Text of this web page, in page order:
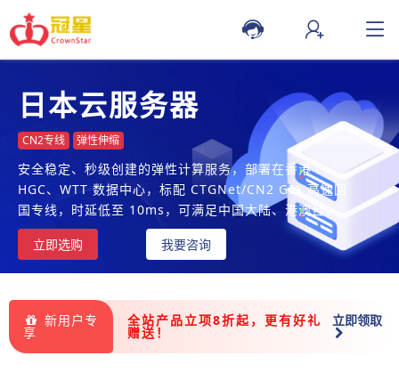
日本云服务器
CN2专线 弹性伸缩
安全稳定、秒级创建的弹性计算服务，部署在香港
HGC、WTT 数据中心，标配 CTGNet/CN2 GIA 高速回
国专线，时延低至 10ms，可满足中国大陆、港澳台、东
南亚地区的高速访问需求
立即选购
我要咨询
新用户专
享
全站产品立项8折起，更有好礼
赠送！
立即领取